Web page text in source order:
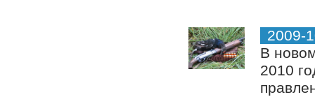
2009-
В
2010